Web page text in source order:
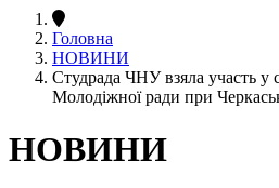
Головна
НОВИНИ
Студрада ЧНУ взяла участь у
Молодіжної ради при
НОВИНИ